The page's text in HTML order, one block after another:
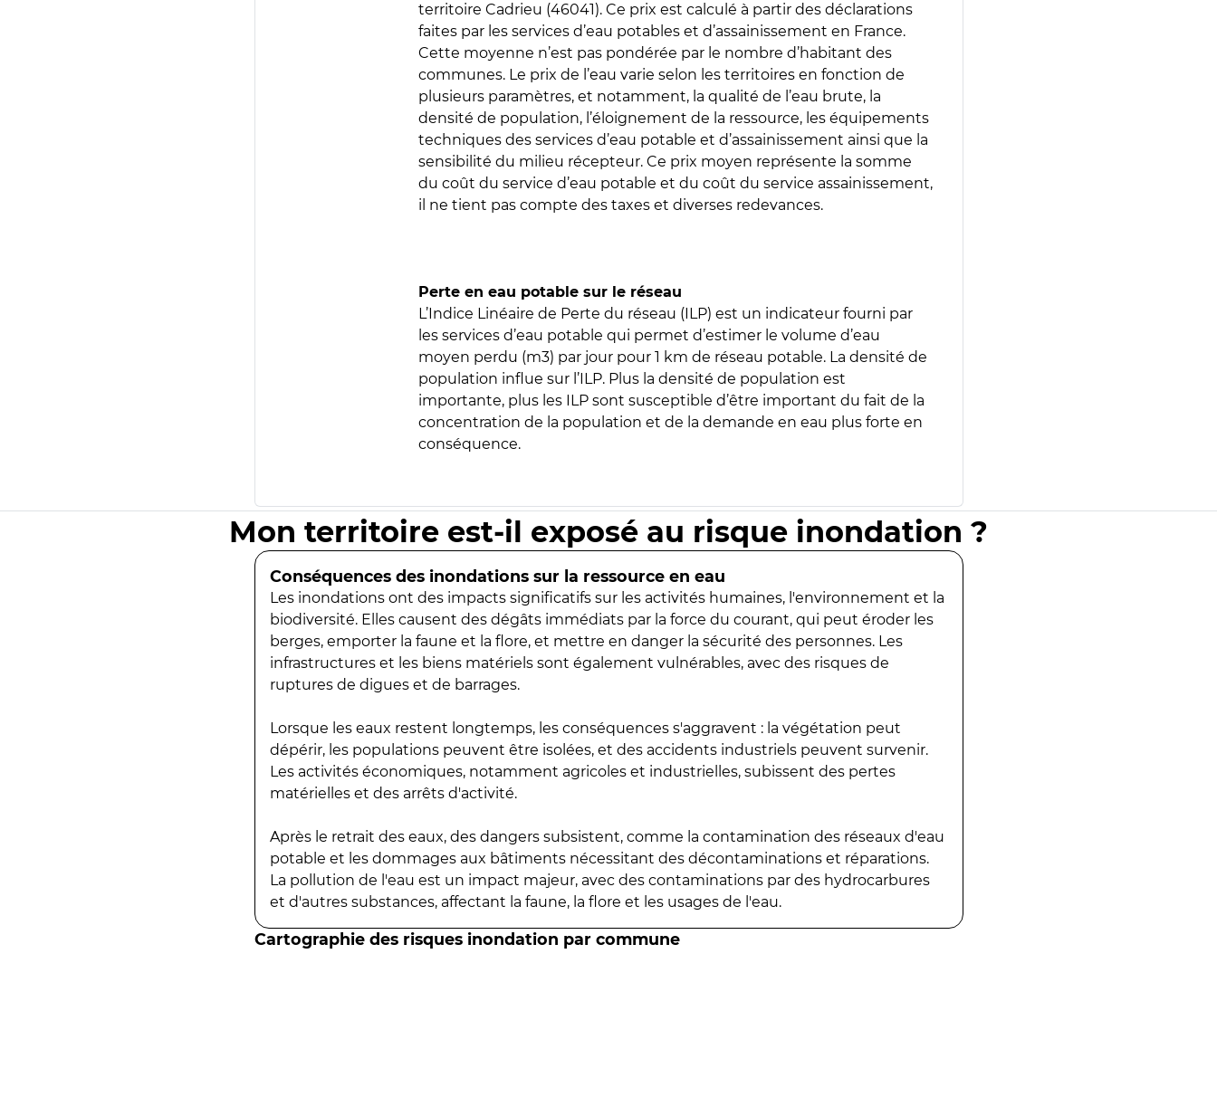
territoire Cadrieu (46041). Ce prix est calculé à partir des déclarations
faites par les services d’eau potables et d’assainissement en France.
Cette moyenne n’est pas pondérée par le nombre d’habitant des
communes. Le prix de l’eau varie selon les territoires en fonction de
plusieurs paramètres, et notamment, la qualité de l’eau brute, la
densité de population, l’éloignement de la ressource, les équipements
techniques des services d’eau potable et d’assainissement ainsi que la
sensibilité du milieu récepteur. Ce prix moyen représente la somme
du coût du service d’eau potable et du coût du service assainissement,
il ne tient pas compte des taxes et diverses redevances.
Perte en eau potable sur le réseau
L’Indice Linéaire de Perte du réseau (ILP) est un indicateur fourni par
les services d’eau potable qui permet d’estimer le volume d’eau
moyen perdu (m3) par jour pour 1 km de réseau potable. La densité de
population influe sur l’ILP. Plus la densité de population est
importante, plus les ILP sont susceptible d’être important du fait de la
concentration de la population et de la demande en eau plus forte en
conséquence.
Mon territoire est-il exposé au risque inondation ?
Conséquences des inondations sur la ressource en eau
Les inondations ont des impacts significatifs sur les activités humaines, l'environnement et la
biodiversité. Elles causent des dégâts immédiats par la force du courant, qui peut éroder les
berges, emporter la faune et la flore, et mettre en danger la sécurité des personnes. Les
infrastructures et les biens matériels sont également vulnérables, avec des risques de
ruptures de digues et de barrages.
Lorsque les eaux restent longtemps, les conséquences s'aggravent : la végétation peut
dépérir, les populations peuvent être isolées, et des accidents industriels peuvent survenir.
Les activités économiques, notamment agricoles et industrielles, subissent des pertes
matérielles et des arrêts d'activité.
Après le retrait des eaux, des dangers subsistent, comme la contamination des réseaux d'eau
potable et les dommages aux bâtiments nécessitant des décontaminations et réparations.
La pollution de l'eau est un impact majeur, avec des contaminations par des hydrocarbures
et d'autres substances, affectant la faune, la flore et les usages de l'eau.
Cartographie des risques inondation par commune